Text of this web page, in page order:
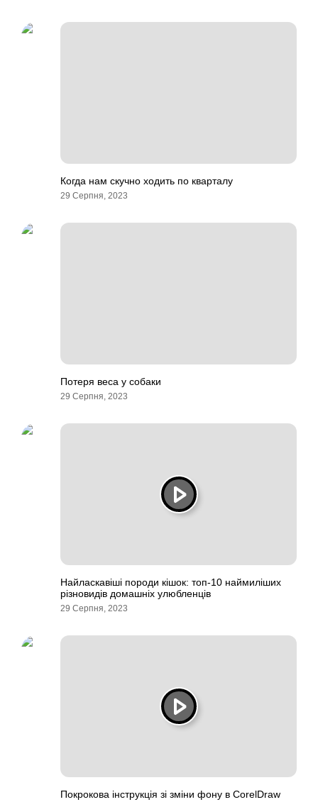
Когда нам скучно ходить по кварталу
29 Серпня, 2023
Потеря веса у собаки
29 Серпня, 2023
Найласкавіші породи кішок: топ-10 наймиліших
різновидів домашніх улюбленців
29 Серпня, 2023
Покрокова інструкція зі зміни фону в CorelDraw